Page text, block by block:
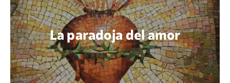
13 JUNIO, 2022
La paradoja del amor
POR THIAGO RODRÍGUEZ HARISPE